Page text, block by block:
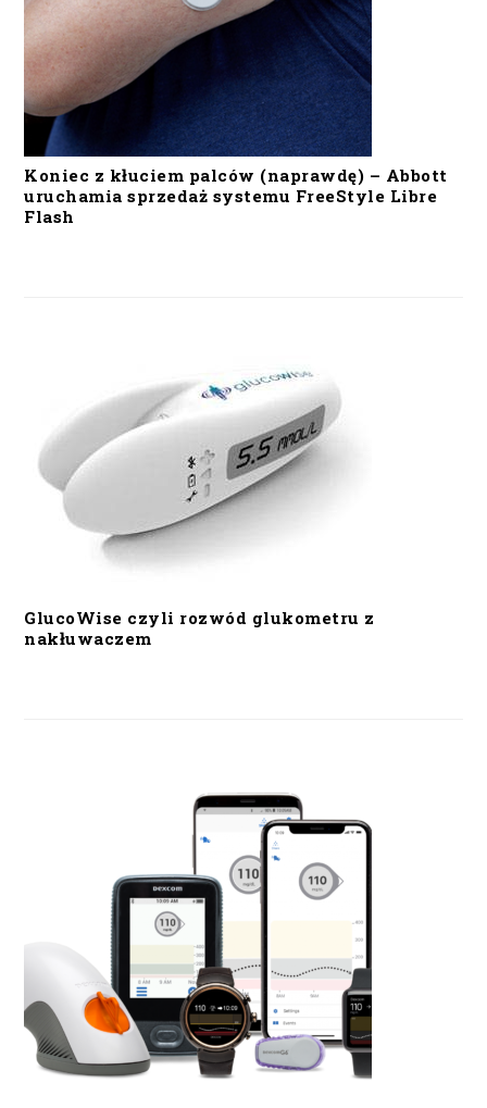
Koniec z kłuciem palców (naprawdę) – Abbott
uruchamia sprzedaż systemu FreeStyle Libre
Flash
GlucoWise czyli rozwód glukometru z
nakłuwaczem